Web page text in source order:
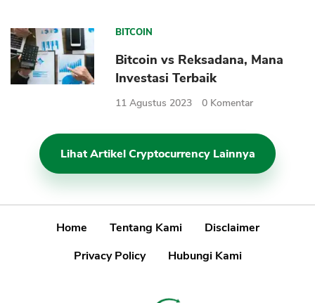
BITCOIN
Bitcoin vs Reksadana, Mana
Investasi Terbaik
11 Agustus 2023 0 Komentar
Lihat Artikel Cryptocurrency Lainnya
Home Tentang Kami
Disclaimer
Privacy Policy
Hubungi Kami